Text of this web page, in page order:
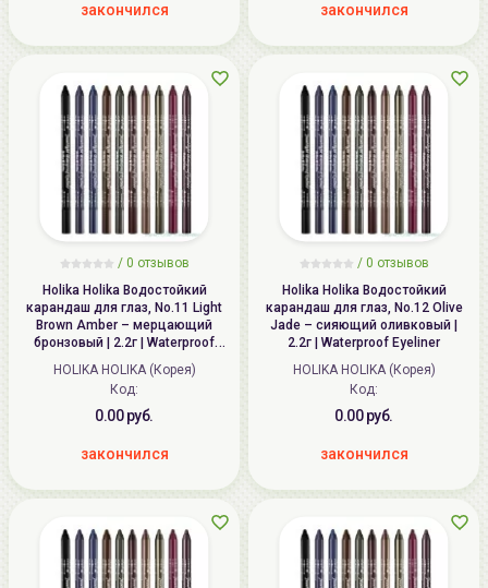
закончился закончился
/ 0 отзывов
Holika Holika Водостойкий
карандаш для глаз, No.11 Light
Brown Amber – мерцающий
бронзовый | 2.2г | Waterproof
HOLIKA HOLIKA (Корея)
Код:
0.00 руб.
закончился
/ 0 отзывов
Holika Holika Водостойкий
карандаш для глаз, No.12 Olive
Jade – сияющий оливковый |
2.2г | Waterproof Eyeliner
HOLIKA HOLIKA (Корея)
Код:
0.00 руб.
закончился